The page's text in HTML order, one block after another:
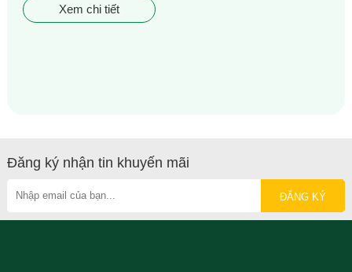
Xem chi tiết
Đăng ký nhận tin khuyến mãi